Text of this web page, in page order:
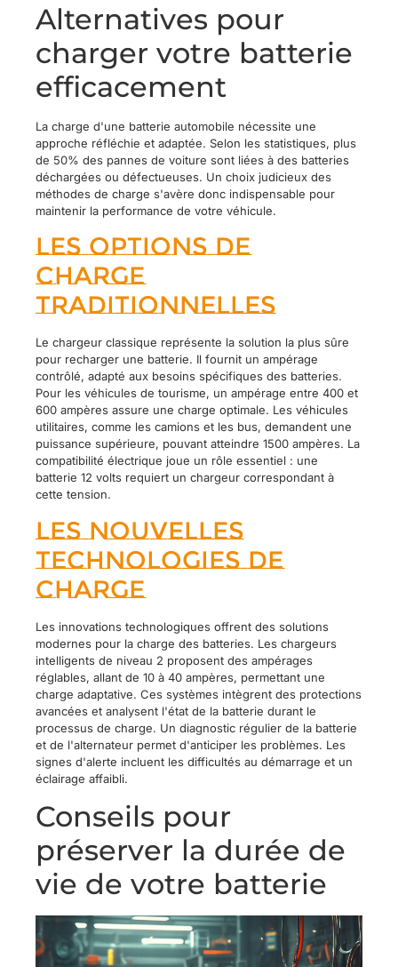
Alternatives pour
charger votre batterie
efficacement
La charge d'une batterie automobile nécessite une
approche réfléchie et adaptée. Selon les statistiques, plus
de 50% des pannes de voiture sont liées à des batteries
déchargées ou défectueuses. Un choix judicieux des
méthodes de charge s'avère donc indispensable pour
maintenir la performance de votre véhicule.
Les options de
charge
traditionnelles
Le chargeur classique représente la solution la plus sûre
pour recharger une batterie. Il fournit un ampérage
contrôlé, adapté aux besoins spécifiques des batteries.
Pour les véhicules de tourisme, un ampérage entre 400 et
600 ampères assure une charge optimale. Les véhicules
utilitaires, comme les camions et les bus, demandent une
puissance supérieure, pouvant atteindre 1500 ampères. La
compatibilité électrique joue un rôle essentiel : une
batterie 12 volts requiert un chargeur correspondant à
cette tension.
Les nouvelles
technologies de
charge
Les innovations technologiques offrent des solutions
modernes pour la charge des batteries. Les chargeurs
intelligents de niveau 2 proposent des ampérages
réglables, allant de 10 à 40 ampères, permettant une
charge adaptative. Ces systèmes intègrent des protections
avancées et analysent l'état de la batterie durant le
processus de charge. Un diagnostic régulier de la batterie
et de l'alternateur permet d'anticiper les problèmes. Les
signes d'alerte incluent les difficultés au démarrage et un
éclairage affaibli.
Conseils pour
préserver la durée de
vie de votre batterie